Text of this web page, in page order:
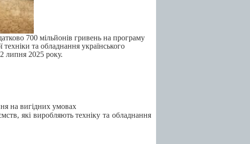
700 мільйонів гривень на програму
техніки та обладнання українського
липня 2025 року.
на вигідних умовах
які виробляють техніку та обладнання